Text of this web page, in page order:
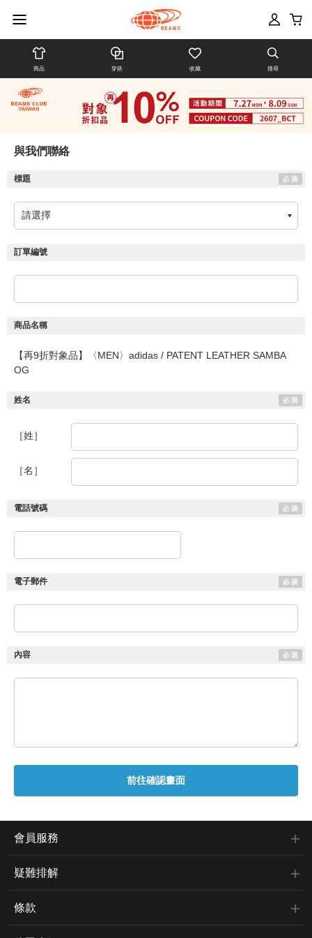
商品 穿搭 收藏 搜尋
與我們聯絡
標題
訂單編號
商品名稱
【再9折對象品】〈MEN〉adidas / PATENT LEATHER SAMBA
OG
姓名
［姓］
［名］
電話號碼
電子郵件
內容
會員服務
疑難排解
條款